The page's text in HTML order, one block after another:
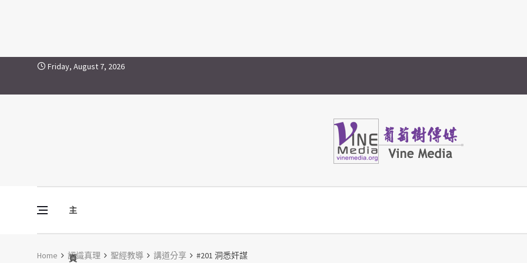
Skip to contentFriday, August 7, 2026
主
頁
Vine Media
葡萄樹傳媒
Home 認識真理 聖經教導 講道分享 #201 洞悉奸謀